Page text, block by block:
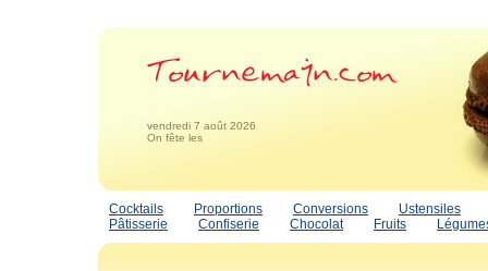
vendredi 7 août 2026
On fête les
Cocktails Proportions Conversions
Ustensiles
Pâtisserie
Confiserie Chocolat Fruits